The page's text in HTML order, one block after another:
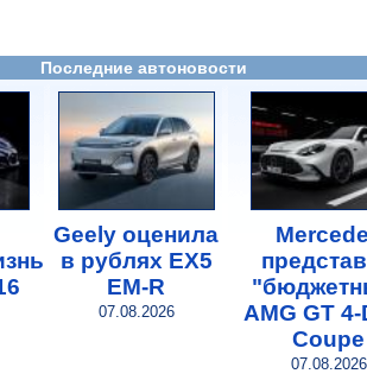
Последние автоновости
Geely оценила
в рублях EX5
EM-R
07.08.2026
AMG GT
Coupe
07.08.2026